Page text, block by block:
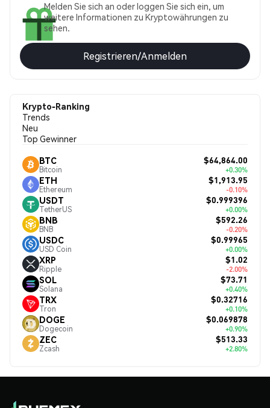
Melden Sie sich an oder loggen Sie sich ein, um
weitere Informationen zu Kryptowährungen zu
sehen.
Registrieren/Anmelden
Krypto-Ranking
Trends
Neu
Top Gewinner
BTC
Bitcoin
$64,864.00
+0.30%
ETH
Ethereum
$1,913.95
-0.10%
USDT
TetherUS
$0.999396
+0.00%
BNB
BNB
$592.26
-0.20%
USDC
USD Coin
$0.99965
+0.00%
XRP
Ripple
$1.02
-2.00%
SOL
Solana
$73.71
+0.40%
TRX
Tron
$0.32716
+0.10%
DOGE
Dogecoin
$0.069878
+0.90%
ZEC
Zcash
$513.33
+2.80%